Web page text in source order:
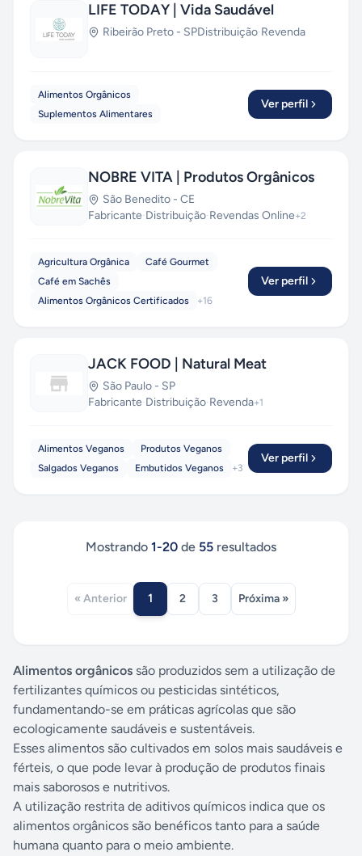
LIFE TODAY | Vida Saudável
Ribeirão Preto - SPDistribuição·Revenda
Alimentos Orgânicos
Suplementos Alimentares
Ver perfil
NOBRE VITA | Produtos Orgânicos
São Benedito - CE
Fabricante·Distribuição·Revendas Online+2
Agricultura Orgânica
Café Gourmet
Café em Sachês
Alimentos Orgânicos Certificados
+16
Ver perfil
JACK FOOD | Natural Meat
São Paulo - SP
Fabricante·Distribuição·Revenda+1
Alimentos Veganos
Produtos Veganos
Salgados Veganos
Embutidos Veganos +3
Ver perfil
Mostrando 1-20 de 55 resultados
« Anterior 1 2 3 Próxima »
Alimentos orgânicos são produzidos sem a utilização de
fertilizantes químicos ou pesticidas sintéticos,
fundamentando-se em práticas agrícolas que são
ecologicamente saudáveis e sustentáveis.
Esses alimentos são cultivados em solos mais saudáveis e
férteis, o que pode levar à produção de produtos finais
mais saborosos e nutritivos.
A utilização restrita de aditivos químicos indica que os
alimentos orgânicos são benéficos tanto para a saúde
humana quanto para o meio ambiente.